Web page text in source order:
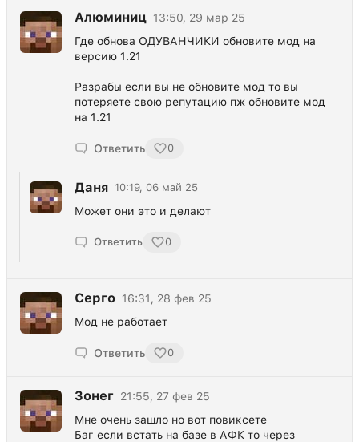
Алюминиц 13:50, 29 мар 25
Где обнова ОДУВАНЧИКИ обновите мод на
версию 1.21
Разрабы если вы не обновите мод то вы
потеряете свою репутацию пж обновите мод
на 1.21
Ответить 0
Даня 10:19, 06 май 25
Может они это и делают
Ответить 0
Серго 16:31, 28 фев 25
Мод не работает
Ответить 0
Зонег 21:55, 27 фев 25
Мне очень зашло но вот повиксете
Баг если встать на базе в АФК то через